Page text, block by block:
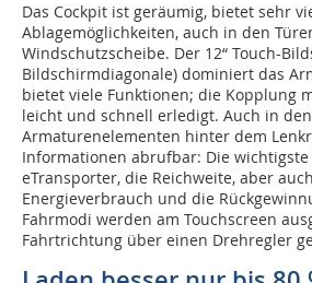
Das Cockpit ist geräumig, bietet sehr
Ablagemöglichkeiten, auch in den
Windschutzscheibe. Der 12“ Touch-
Bildschirmdiagonale) dominiert das
bietet viele Funktionen; die Kopplung
leicht und schnell erledigt. Auch in
Armaturenelementen hinter dem
Informationen abrufbar: Die
eTransporter, die Reichweite, aber
Energieverbrauch und die
Fahrmodi werden am Touchscreen
Fahrtrichtung über einen Drehregler